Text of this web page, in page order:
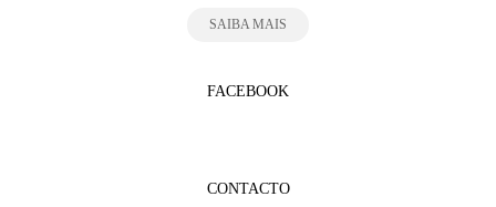
SAIBA MAIS
FACEBOOK
CONTACTO